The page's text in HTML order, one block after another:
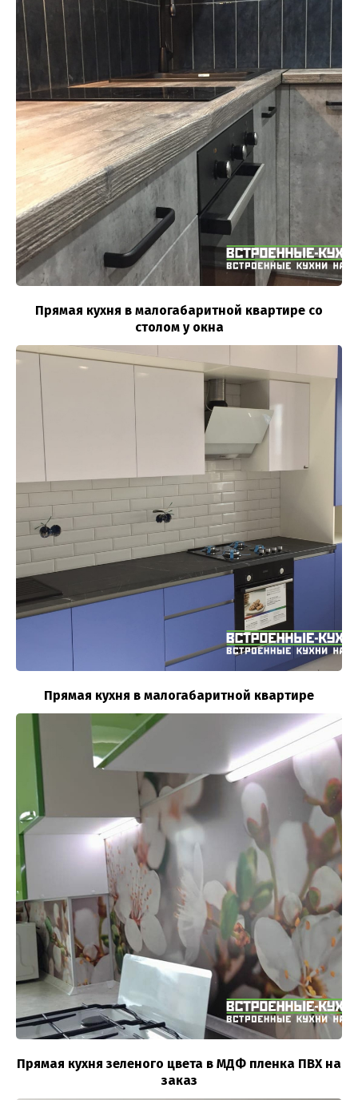
Прямая кухня в малогабаритной квартире со
столом у окна
Прямая кухня в малогабаритной квартире
Прямая кухня зеленого цвета в МДФ пленка ПВХ на
заказ